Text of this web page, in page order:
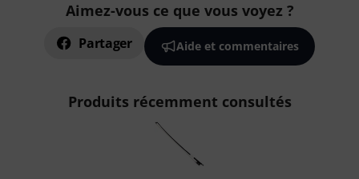
Aimez-vous ce que vous voyez ?
Partager Aide et commentaires
Produits récemment consultés